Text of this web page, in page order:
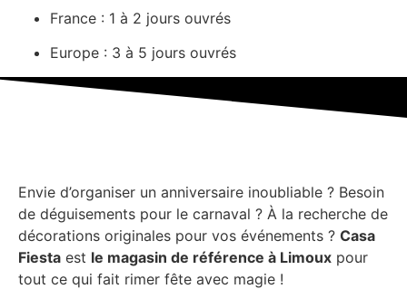
France : 1 à 2 jours ouvrés
Europe : 3 à 5 jours ouvrés
Envie d’organiser un anniversaire inoubliable ? Besoin
de déguisements pour le carnaval ? À la recherche de
décorations originales pour vos événements ? Casa
Fiesta est le magasin de référence à Limoux pour
tout ce qui fait rimer fête avec magie !